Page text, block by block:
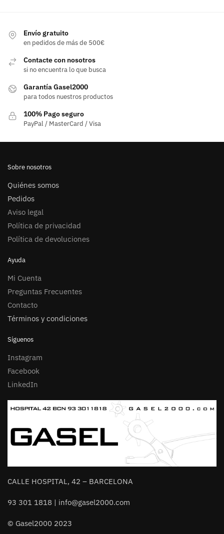
Las
se
elegir
página
de
Envío gratuito
en pedidos de más de 500€
Contacte con nosotros
si no encuentra lo que busca
Garantía Gasel2000
para todos nuestros productos
100% Pago seguro
PayPal / MasterCard / Visa
Sobre nosotros
Quiénes somos
Pedidos
Aviso legal
Política de privacidad
Política de devoluciones
Ayuda
Mi Cuenta
Preguntas Frecuentes
Contacto
Términos y condiciones
Síguenos
Instagram
Facebook
LinkedIn
CALLE HOSPITAL, 42 – BARCELONA
93 301 1818 | info@gasel2000.com
© Gasel2000 2023